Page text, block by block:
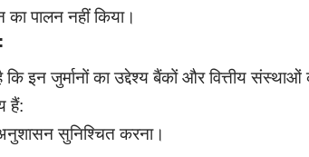
पालन नहीं किया।
इन जुर्मानों का उद्देश्य बैंकों और वित्तीय
हैं:
सुनिश्चित करना।